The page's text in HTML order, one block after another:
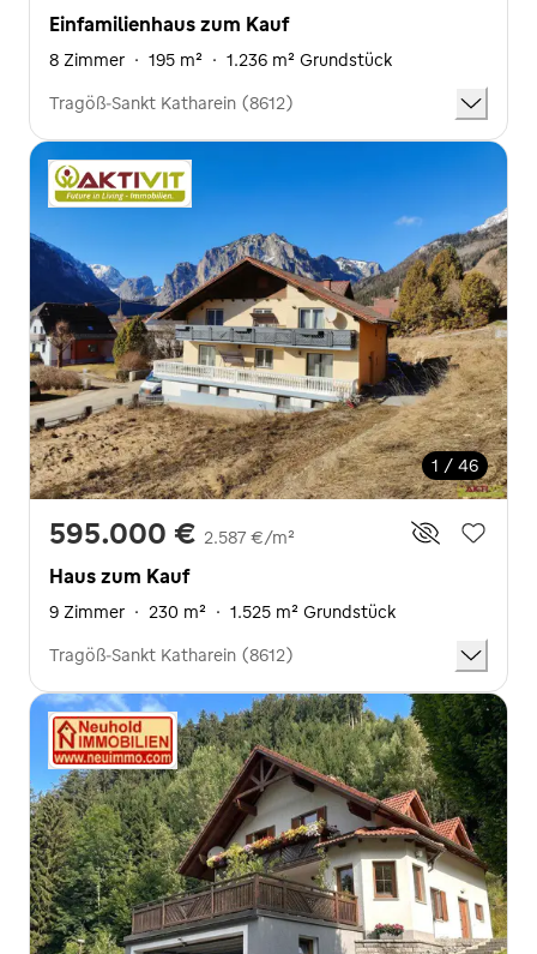
Einfamilienhaus zum Kauf
8 Zimmer · 195 m² · 1.236 m² Grundstück
Tragöß-Sankt Katharein (8612)
1 / 46
595.000 € 2.587 €/m²
Haus zum Kauf
9 Zimmer · 230 m² · 1.525 m² Grundstück
Tragöß-Sankt Katharein (8612)